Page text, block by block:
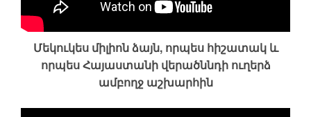
Մեկուկես միլիոն ձայն, որպես հիշատակ և
որպես Հայաստանի վերածննդի ուղերձ
ամբողջ աշխարհին